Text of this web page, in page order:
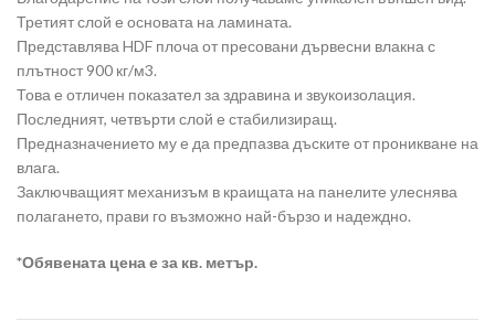
Третият слой е основата на ламината.
Представлява HDF плоча от пресовани дървесни влакна с
плътност 900 кг/м3.
Това е отличен показател за здравина и звукоизолация.
Последният, четвърти слой е стабилизиращ.
Предназначението му е да предпазва дъските от проникване на
влага.
Заключващият механизъм в краищата на панелите улеснява
полагането, прави го възможно най-бързо и надеждно.
*Обявената цена е за кв. метър.